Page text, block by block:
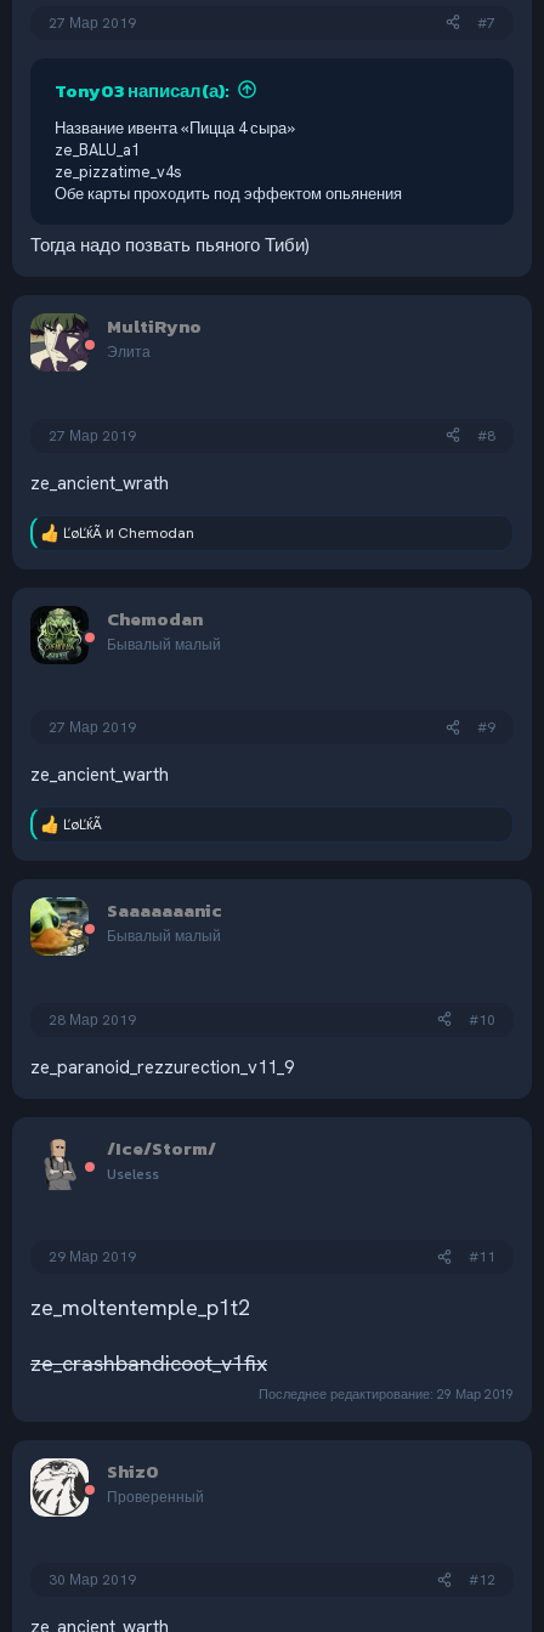
27 Мар 2019 #7
Tony03 написал(а):
Название ивента «Пицца 4 сыра»
ze_BALU_a1
ze_pizzatime_v4s
Обе карты проходить под эффектом опьянения
Тогда надо позвать пьяного Тиби)
MultiRyno
Элита
27 Мар 2019 #8
ze_ancient_wrath
Р
ц
и
и
ĽøĽќÃи Chemodan
Chemodan
Бывалый малый
27 Мар 2019 #9
ze_ancient_warth
Р
ц
и
и
ĽøĽќÃ
Saaaaaaanic
Бывалый малый
28 Мар 2019 #10
ze_paranoid_rezzurection_v11_9
/Ice/Storm/
Useless
29 Мар 2019 #11
ze_moltentemple_p1t2
ze_crashbandicoot_v1fix
Последнее редактирование: 29 Мар 2019
Shiz0
Проверенный
30 Мар 2019 #12